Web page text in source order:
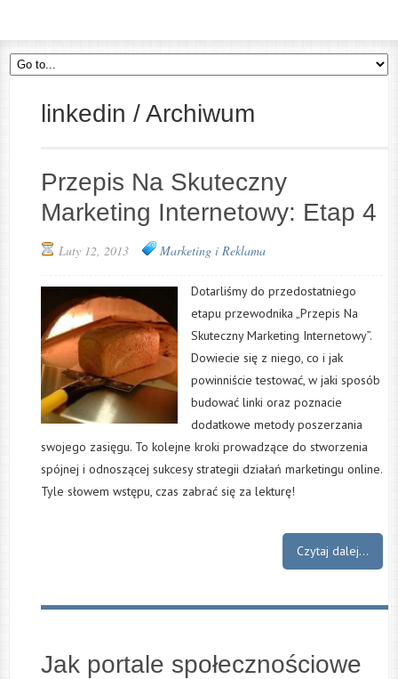
linkedin / Archiwum
Przepis Na Skuteczny
Marketing Internetowy: Etap 4
Luty 12, 2013 Marketing i Reklama
Dotarliśmy do przedostatniego
etapu przewodnika „Przepis Na
Skuteczny Marketing Internetowy”.
Dowiecie się z niego, co i jak
powinniście testować, w jaki sposób
budować linki oraz poznacie
dodatkowe metody poszerzania
swojego zasięgu. To kolejne kroki prowadzące do stworzenia
spójnej i odnoszącej sukcesy strategii działań marketingu online.
Tyle słowem wstępu, czas zabrać się za lekturę!
Czytaj dalej...
Jak portale społecznościowe